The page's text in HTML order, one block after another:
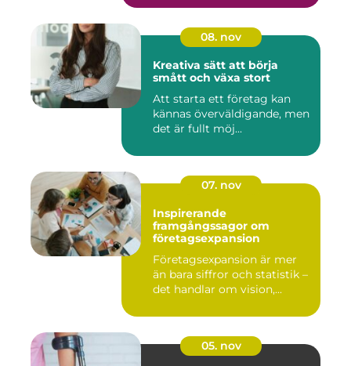
08. nov
Kreativa sätt att börja
smått och växa stort
Att starta ett företag kan
kännas överväldigande, men
det är fullt möj...
07. nov
Inspirerande
framgångssagor om
företagsexpansion
Företagsexpansion är mer
än bara siffror och statistik –
det handlar om vision,...
05. nov